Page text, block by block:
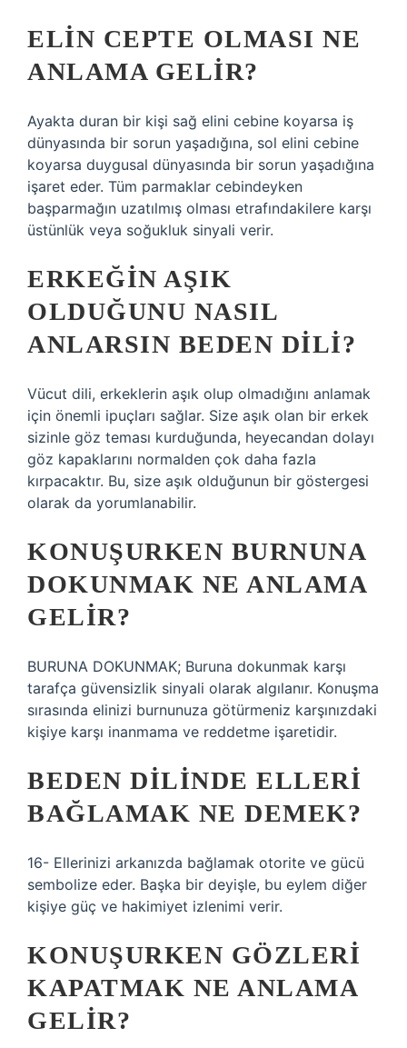
ELIN CEPTE OLMASI NE
ANLAMA GELIR?
Ayakta duran bir kişi sağ elini cebine koyarsa iş
dünyasında bir sorun yaşadığına, sol elini cebine
koyarsa duygusal dünyasında bir sorun yaşadığına
işaret eder. Tüm parmaklar cebindeyken
başparmağın uzatılmış olması etrafındakilere karşı
üstünlük veya soğukluk sinyali verir.
ERKEĞIN AŞIK
OLDUĞUNU NASIL
ANLARSIN BEDEN DILI?
Vücut dili, erkeklerin aşık olup olmadığını anlamak
için önemli ipuçları sağlar. Size aşık olan bir erkek
sizinle göz teması kurduğunda, heyecandan dolayı
göz kapaklarını normalden çok daha fazla
kırpacaktır. Bu, size aşık olduğunun bir göstergesi
olarak da yorumlanabilir.
KONUŞURKEN BURNUNA
DOKUNMAK NE ANLAMA
GELIR?
BURUNA DOKUNMAK; Buruna dokunmak karşı
tarafça güvensizlik sinyali olarak algılanır. Konuşma
sırasında elinizi burnunuza götürmeniz karşınızdaki
kişiye karşı inanmama ve reddetme işaretidir.
BEDEN DILINDE ELLERI
BAĞLAMAK NE DEMEK?
16- Ellerinizi arkanızda bağlamak otorite ve gücü
sembolize eder. Başka bir deyişle, bu eylem diğer
kişiye güç ve hakimiyet izlenimi verir.
KONUŞURKEN GÖZLERI
KAPATMAK NE ANLAMA
GELIR?